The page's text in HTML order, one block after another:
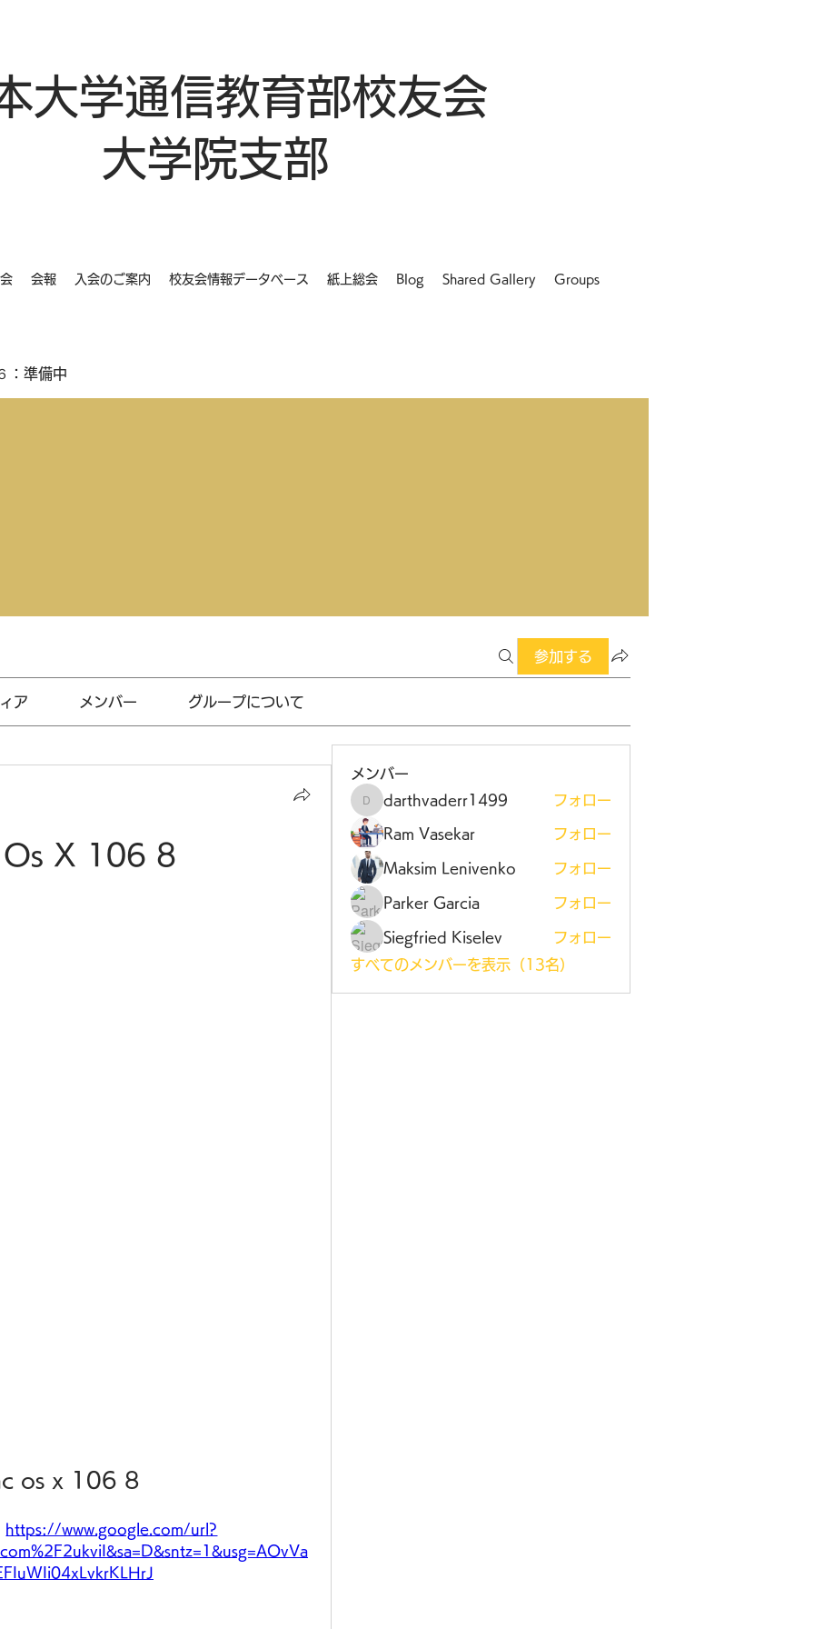
大学通信教育部校友会
大学院支部
会報 入会のご案内 校友会情報データベース 紙上総会 Blog Shared Gallery Groups
：準備中
参加する
ア メンバー グループについて
X 106 8
os x 106 8
https://www.google.com/url?
メンバー
darthvaderr1499
darthvaderr1499 フォロー
Ram Vasekar フォロー
Maksim Lenivenko フォロー
Parker Garcia フォロー
Siegfried Kiselev
フォロー
すべてのメンバーを表示（13名）